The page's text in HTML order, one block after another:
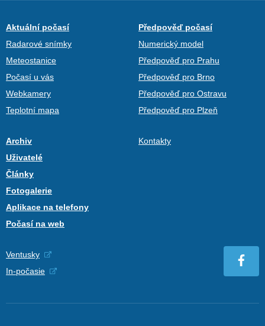
Aktuální počasí
Radarové snímky
Meteostanice
Počasí u vás
Webkamery
Teplotní mapa
Předpověď počasí
Numerický model
Předpověď pro Prahu
Předpověď pro Brno
Předpověď pro Ostravu
Předpověď pro Plzeň
Archiv
Uživatelé
Články
Fotogalerie
Aplikace na telefony
Počasí na web
Kontakty
Ventusky
In-počasie